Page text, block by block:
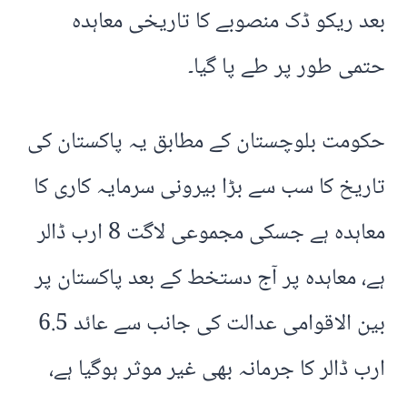
بعد ریکو ڈک منصوبے کا تاریخی معاہدہ
حتمی طور پر طے پا گیا۔
حکومت بلوچستان کے مطابق یہ پاکستان کی
تاریخ کا سب سے بڑا بیرونی سرمایہ کاری کا
معاہدہ ہے جسکی مجموعی لاگت 8 ارب ڈالر
ہے، معاہدہ پر آج دستخط کے بعد پاکستان پر
بین الاقوامی عدالت کی جانب سے عائد 6.5
ارب ڈالر کا جرمانہ بھی غیر موثر ہوگیا ہے،